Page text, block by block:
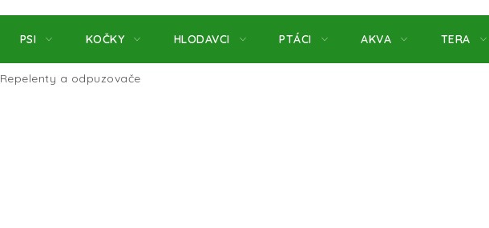
PSI KOČKY HLODAVCI PTÁCI AKVA TERA
Repelenty a odpuzovače